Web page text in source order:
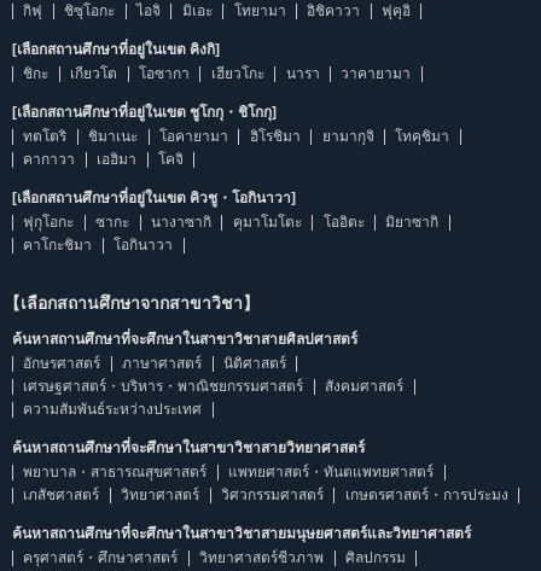
กิฟุ
ชิซุโอกะ ไอจิ มิเอะ โทยามา อิชิคาวา ฟุคุอิ
[เลือกสถานศึกษาที่อยู่ในเขต คิงกิ]
ชิกะ
เกียวโต โอซากา เฮียวโกะ นารา วาคายามา
[เลือกสถานศึกษาที่อยู่ในเขต ชูโกกุ・ชิโกกุ]
ทตโตริ
ชิมาเนะ โอคายามา ฮิโรชิมา ยามากุจิ
โทคุชิมา
คากาวา
เอฮิมา โคจิ
[เลือกสถานศึกษาที่อยู่ในเขต คิวชู・โอกินาวา]
ฟุกุโอกะ
ซากะ นางาซากิ คุมาโมโตะ โออิตะ
มิยาซากิ
คาโกะชิมา
โอกินาวา
【เลือกสถานศึกษาจากสาขาวิชา】
ค้นหาสถานศึกษาที่จะศึกษาในสาขาวิชาสายศิลปศาสตร์
อักษรศาสตร์
ภาษาศาสตร์
นิติศาสตร์
เศรษฐศาสตร์・บริหาร・พาณิชยกรรมศาสตร์
สังคมศาสตร์
ความสัมพันธ์ระหว่างประเทศ
ค้นหาสถานศึกษาที่จะศึกษาในสาขาวิชาสายวิทยาศาสตร์
พยาบาล・สาธารณสุขศาสตร์
แพทยศาสตร์・ทันตแพทยศาสตร์
เภสัชศาสตร์
วิทยาศาสตร์ วิศวกรรมศาสตร์ เกษตรศาสตร์・การประมง
ค้นหาสถานศึกษาที่จะศึกษาในสาขาวิชาสายมนุษยศาสตร์และวิทยาศาสตร์
ครุศาสตร์・ศึกษาศาสตร์
วิทยาศาสตร์ชีวภาพ
ศิลปกรรม